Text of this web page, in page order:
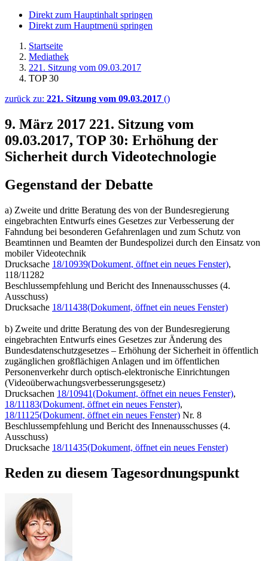
Direkt zum Hauptinhalt springen
Direkt zum Hauptmenü springen
Startseite
Mediathek
221. Sitzung vom 09.03.2017
TOP 30
zurück zu: 221. Sitzung vom 09.03.2017 ()
9. März 2017 221. Sitzung vom
09.03.2017, TOP 30: Erhöhung der
Sicherheit durch Videotechnologie
Gegenstand der Debatte
a) Zweite und dritte Beratung des von der Bundesregierung
eingebrachten Entwurfs eines Gesetzes zur Verbesserung der
Fahndung bei besonderen Gefahrenlagen und zum Schutz von
Beamtinnen und Beamten der Bundespolizei durch den Einsatz von
mobiler Videotechnik
Drucksache 18/10939(Dokument, öffnet ein neues Fenster),
118/11282
Beschlussempfehlung und Bericht des Innenausschusses (4.
Ausschuss)
Drucksache 18/11438(Dokument, öffnet ein neues Fenster)
b) Zweite und dritte Beratung des von der Bundesregierung
eingebrachten Entwurfs eines Gesetzes zur Änderung des
Bundesdatenschutzgesetzes – Erhöhung der Sicherheit in öffentlich
zugänglichen großflächigen Anlagen und im öffentlichen
Personenverkehr durch optisch-elektronische Einrichtungen
(Videoüberwachungsverbesserungsgesetz)
Drucksachen 18/10941(Dokument, öffnet ein neues Fenster),
18/11183(Dokument, öffnet ein neues Fenster),
18/11125(Dokument, öffnet ein neues Fenster) Nr. 8
Beschlussempfehlung und Bericht des Innenausschusses (4.
Ausschuss)
Drucksache 18/11435(Dokument, öffnet ein neues Fenster)
Reden zu diesem Tagesordnungspunkt